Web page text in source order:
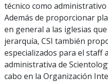
técnico como
Además de proporcionar
en general a las iglesias
jerarquía, CSI también
especializados para el staff
administrativa de
cabo en la Organización